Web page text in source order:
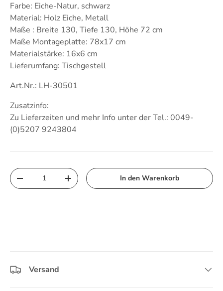
Farbe: Eiche-Natur, schwarz
Material: Holz Eiche, Metall
Maße : Breite 130, Tiefe 130, Höhe 72 cm
Maße Montageplatte: 78x17 cm
Materialstärke: 16x6 cm
Lieferumfang: Tischgestell
Art.Nr.: LH-30501
Zusatzinfo:
Zu Lieferzeiten und mehr Info unter der Tel.: 0049-
(0)5207 9243804
Anzahl
Menge verringernMenge erhöhen In den Warenkorb
Versand